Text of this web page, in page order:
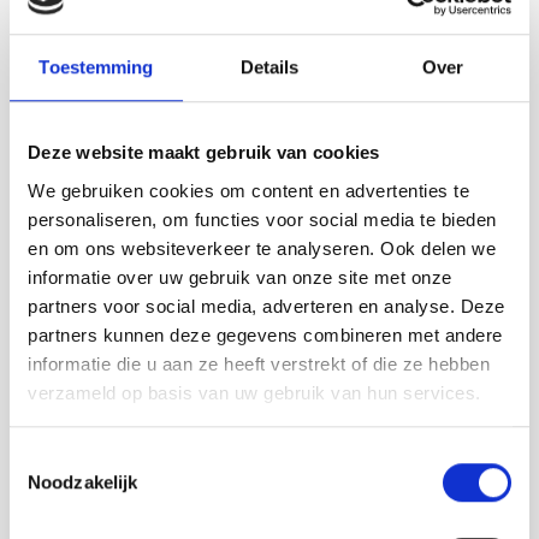
Toestemming Details Over
Deze website maakt gebruik van cookies
We gebruiken cookies om content en advertenties te
personaliseren, om functies voor social media te bieden
en om ons websiteverkeer te analyseren. Ook delen we
informatie over uw gebruik van onze site met onze
partners voor social media, adverteren en analyse. Deze
partners kunnen deze gegevens combineren met andere
informatie die u aan ze heeft verstrekt of die ze hebben
verzameld op basis van uw gebruik van hun services.
Noodzakelijk
Moio Beach
Bezoek website
info@moio.nl
Volg ons
Anderen bekeken ook: